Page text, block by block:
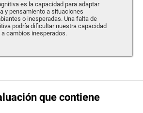
es la capacidad para adaptar
y pensamiento a situaciones
o inesperadas. Una falta de
podría dificultar nuestra capacidad
a cambios inesperados.
que contiene